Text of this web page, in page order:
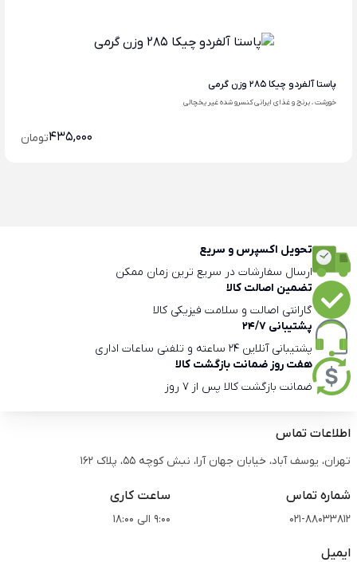
پاستا آلفردو چیکا 285 وزن گرمی
خورشت ، برنج و غذای ایرانی کنسرو شده غیر یخچالی
435,000تومان
تحویل اکسپرس و سریع
ارسال سفارشات در سریع ترین زمان ممکن
تضمین اصالت کالا
گارانتی اصالت و سلامت فیزیکی کالا
پشتیبانی 24/7
پشتیبانی آنلاین 24 ساعته و تلفنی ساعات اداری
هفت روز ضمانت بازگشت کالا
ضمانت بازگشت کالا پس از 7 روز
اطلاعات تماس
تهران، یوسف آباد، خیابان جهان آرا، نبش کوچه 55، پلاک 162
شماره تماس
021-88033812
ساعت کاری
9:00 الی 18:00
ایمیل